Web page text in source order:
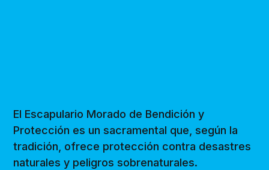
El Escapulario Morado de Bendición y
Protección es un sacramental que, según la
tradición, ofrece protección contra desastres
naturales y peligros sobrenaturales.